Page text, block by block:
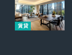
賃貸